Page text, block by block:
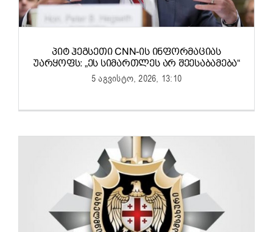
ᲞᲘᲢ ᲰᲔᲒᲡᲔᲗᲘ CNN-ᲘᲡ ᲘᲜᲤᲝᲠᲛᲐᲪᲘᲐᲡ
ᲣᲐᲠᲧᲝᲤᲡ: „ᲔᲡ ᲡᲘᲛᲐᲠᲗᲚᲔᲡ ᲐᲠ ᲨᲔᲔᲡᲐᲑᲐᲛᲔᲑᲐ“
5 აგვისტო, 2026, 13:10